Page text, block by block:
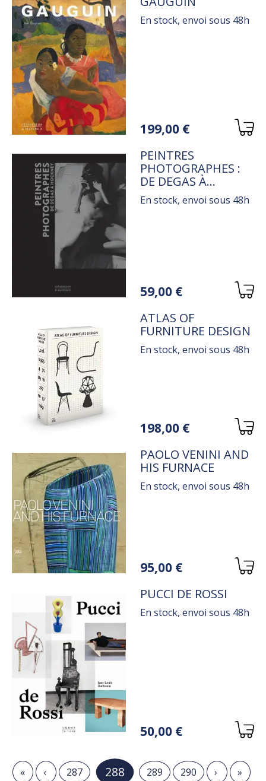
En stock, envoi sous 48h
Variations
199,00 €
TITRE
PEINTRES
PHOTOGRAPHES :
DE DEGAS À
HOCKNEY
En stock, envoi sous 48h
Variations
59,00 €
TITRE
ATLAS OF
FURNITURE DESIGN
En stock, envoi sous 48h
Variations
198,00 €
TITRE
PAOLO VENINI AND
HIS FURNACE
En stock, envoi sous 48h
Variations
95,00 €
TITRE
PUCCI DE ROSSI
En stock, envoi sous 48h
Variations
50,00 €
Pagination
Première page
« Page précédente
‹ Page
287 Page courante
288 Page
289 Page
290 Page
› »